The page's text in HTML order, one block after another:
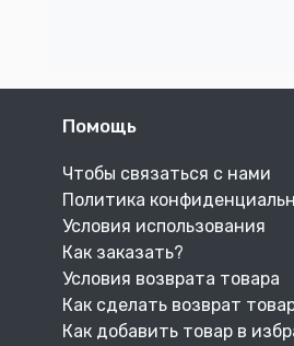
Помощь
Чтобы связаться с нами
Политика
Условия использования
Как заказать?
Условия возврата товара
Как сделать возврат
Как добавить товар в